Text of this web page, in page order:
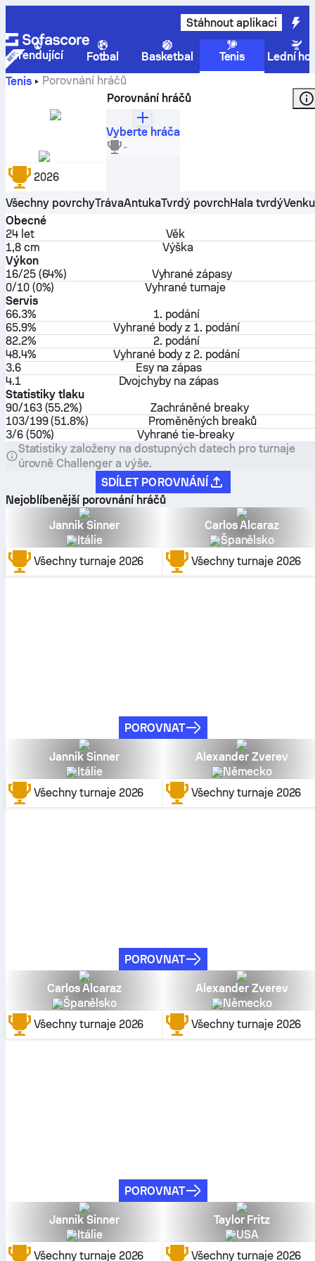
Stáhnout aplikaci
Trendující Fotbal Basketbal Tenis
Lední
Tenis
Porovnání hráčů
Porovnání hráčů
2026
Vyberte hráča
-
Všechny povrchyTrávaAntukaTvrdý povrchHala tvrdý
Obecné
24 let
Věk
1,8 cm
Výška
Výkon
16/25 (64%)
Vyhrané zápasy
0/10 (0%)
Vyhrané turnaje
Servis
66.3%
1. podání
65.9%
Vyhrané body z 1. podání
82.2%
2. podání
48.4%
Vyhrané body z 2. podání
3.6
Esy na zápas
4.1
Dvojchyby na zápas
Statistiky tlaku
90/163 (55.2%)
Zachráněné breaky
103/199 (51.8%)
Proměněných breaků
3/6 (50%)
Vyhrané tie-breaky
Statistiky založeny na dostupných datech pro turnaje
úrovně Challenger a výše.
SDÍLET POROVNÁNÍ
Nejoblíbenější porovnání hráčů
Jannik Sinner
Itálie
Všechny turnaje 2026
Carlos Alcaraz
Španělsko
Všechny turnaje 2026
POROVNAT
Jannik Sinner
Itálie
Všechny turnaje 2026
Alexander Zverev
Německo
Všechny turnaje 2026
POROVNAT
Carlos Alcaraz
Španělsko
Všechny turnaje 2026
Alexander Zverev
Německo
Všechny turnaje 2026
POROVNAT
Jannik Sinner
Itálie
Všechny turnaje 2026
Taylor Fritz
USA
Všechny turnaje 2026